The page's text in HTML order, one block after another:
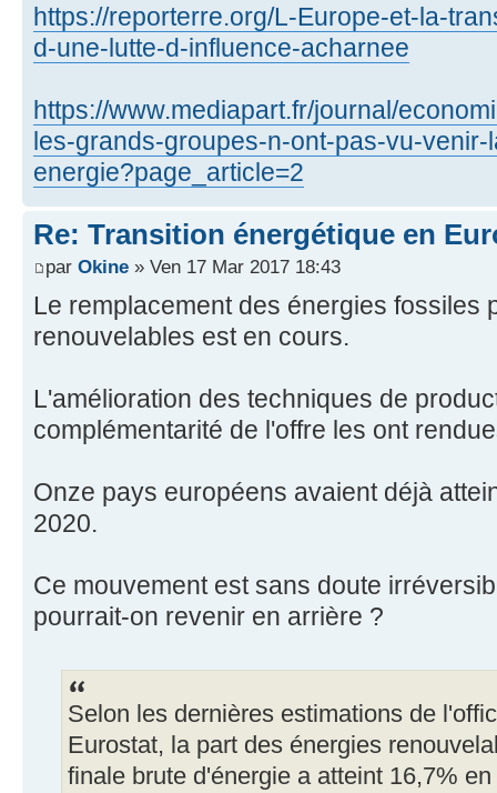
https://reporterre.org/L-Europe-et-la-
d-une-lutte-d-influence-acharnee
https://www.mediapart.fr/journal/
les-grands-groupes-n-ont-pas-vu-
energie?page_article=2
Re: Transition énergétique en
par Okine » Ven 17 Mar 2017 18:43
Le remplacement des énergies fossiles
renouvelables est en cours.
L'amélioration des techniques de
complémentarité de l'offre les ont
Onze pays européens avaient déjà
2020.
Ce mouvement est sans doute
pourrait-on revenir en arrière ?
Selon les dernières estimations de
Eurostat, la part des énergies
finale brute d'énergie a atteint 16,7%